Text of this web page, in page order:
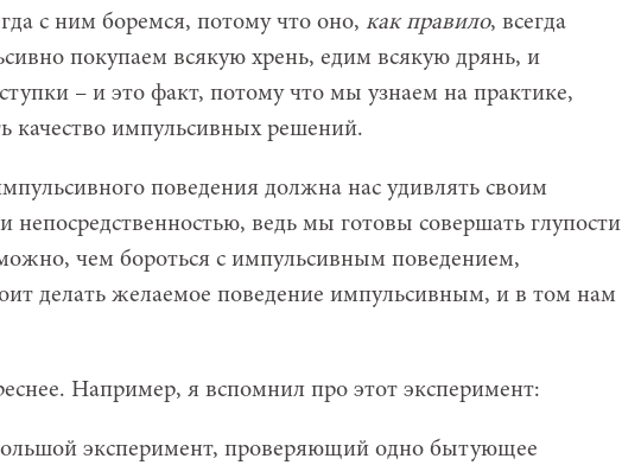
с ним боремся, потому что оно, как правило, всегда
покупаем всякую хрень, едим всякую дрянь, и
– и это факт, потому что мы узнаем на практике,
качество импульсивных решений.
поведения должна нас удивлять своим
непосредственностью, ведь мы готовы совершать глупости
чем бороться с импульсивным поведением,
делать желаемое поведение импульсивным, и в том нам
Например, я вспомнил про этот эксперимент:
эксперимент, проверяющий одно бытующее